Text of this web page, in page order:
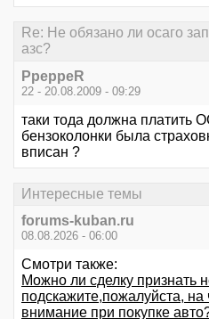
Re: Не обязано ли осаго
азс?
PpeppeR
22 - 20.08.2009 - 09:29
таки тода должна платить
бензоколонки была
вписан ?
Интересные темы
forums-kuban.ru
08.08.2026 - 06:00
Смотри также:
Можно ли сделку признать
подскажите,пожалуйста, на
внимание при покупке